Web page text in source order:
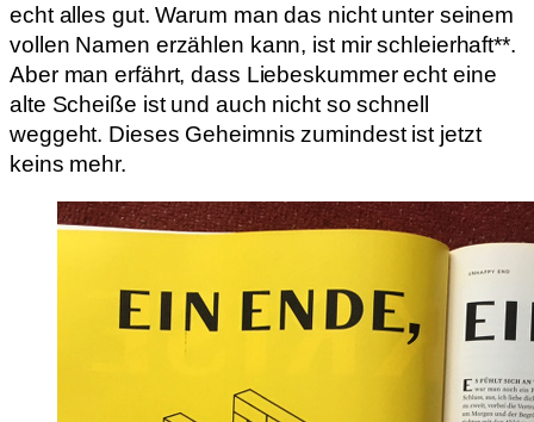
echt alles gut. Warum man das nicht unter seinem
vollen Namen erzählen kann, ist mir schleierhaft**.
Aber man erfährt, dass Liebeskummer echt eine
alte Scheiße ist und auch nicht so schnell
weggeht. Dieses Geheimnis zumindest ist jetzt
keins mehr.